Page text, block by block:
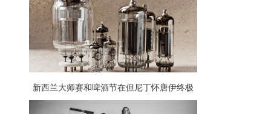
新西兰大师赛和啤酒节在但尼丁怀唐伊终极
周末齐聚一堂